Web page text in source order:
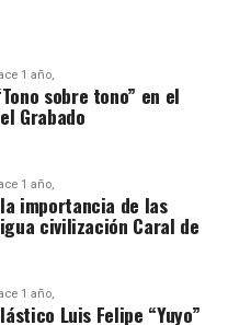
1 año,
sobre tono” en el
Grabado
1 año,
importancia de las
civilización Caral de
1 año,
Luis Felipe “Yuyo”